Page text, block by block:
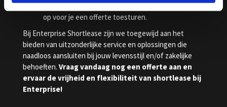
over jouw wensen nemen we eerst contact met je
op voor je een offerte toesturen.
Bij Enterprise Shortlease zijn we toegewijd aan het
bieden van uitzonderlijke service en oplossingen die
naadloos aansluiten bij jouw levensstijl en/of zakelijke
behoeften. Vraag vandaag nog een offerte aan en
ervaar de vrijheid en flexibiliteit van shortlease bij
Enterprise!